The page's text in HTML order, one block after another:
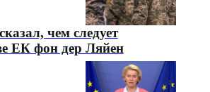
чем следует
ЕК фон дер Ляйен